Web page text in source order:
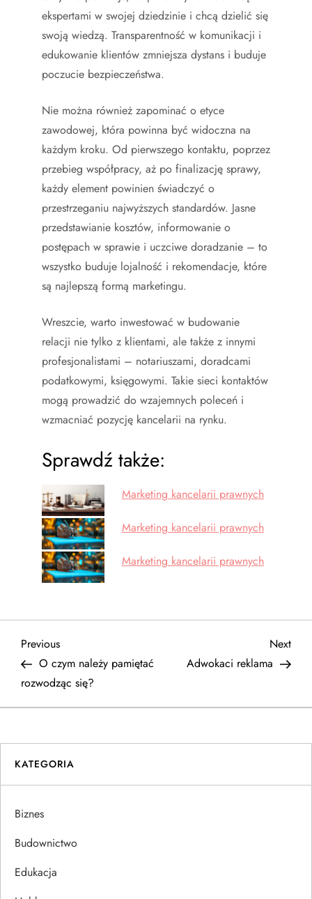
ekspertami w swojej dziedzinie i chcą dzielić się
swoją wiedzą. Transparentność w komunikacji i
edukowanie klientów zmniejsza dystans i buduje
poczucie bezpieczeństwa.
Nie można również zapominać o etyce
zawodowej, która powinna być widoczna na
każdym kroku. Od pierwszego kontaktu, poprzez
przebieg współpracy, aż po finalizację sprawy,
każdy element powinien świadczyć o
przestrzeganiu najwyższych standardów. Jasne
przedstawianie kosztów, informowanie o
postępach w sprawie i uczciwe doradzanie – to
wszystko buduje lojalność i rekomendacje, które
są najlepszą formą marketingu.
Wreszcie, warto inwestować w budowanie
relacji nie tylko z klientami, ale także z innymi
profesjonalistami – notariuszami, doradcami
podatkowymi, księgowymi. Takie sieci kontaktów
mogą prowadzić do wzajemnych poleceń i
wzmacniać pozycję kancelarii na rynku.
Sprawdź także:
Marketing kancelarii prawnych
Marketing kancelarii prawnych
Marketing kancelarii prawnych
N
a
w
i
g
a
c
j
Previous
Post
Previous
O czym należy pamiętać
rozwodząc się?
Next
Post
Next
Adwokaci reklama
KATEGORIA
Biznes
Budownictwo
Edukacja